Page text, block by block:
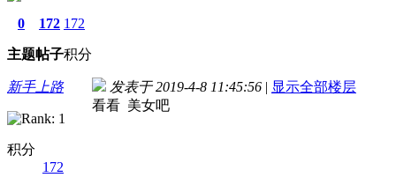
0
主题
172
帖子
172
积分
新手上路
积分
172
发表于 2019-4-8 11:45:56 | 显示全部楼层
看看 美女吧